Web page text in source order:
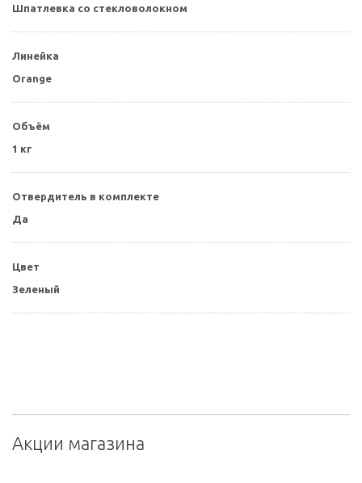
Шпатлевка со стекловолокном
Линейка
Orange
Объём
1 кг
Отвердитель в комплекте
Да
Цвет
Зеленый
Акции магазина